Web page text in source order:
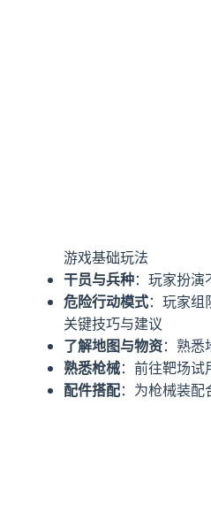
游戏基础玩法
干员与兵种：玩家扮
危险行动模式：玩家组
关键技巧与建议
了解地图与物资：熟悉
熟悉枪械：前往靶场试
配件搭配：为枪械装配